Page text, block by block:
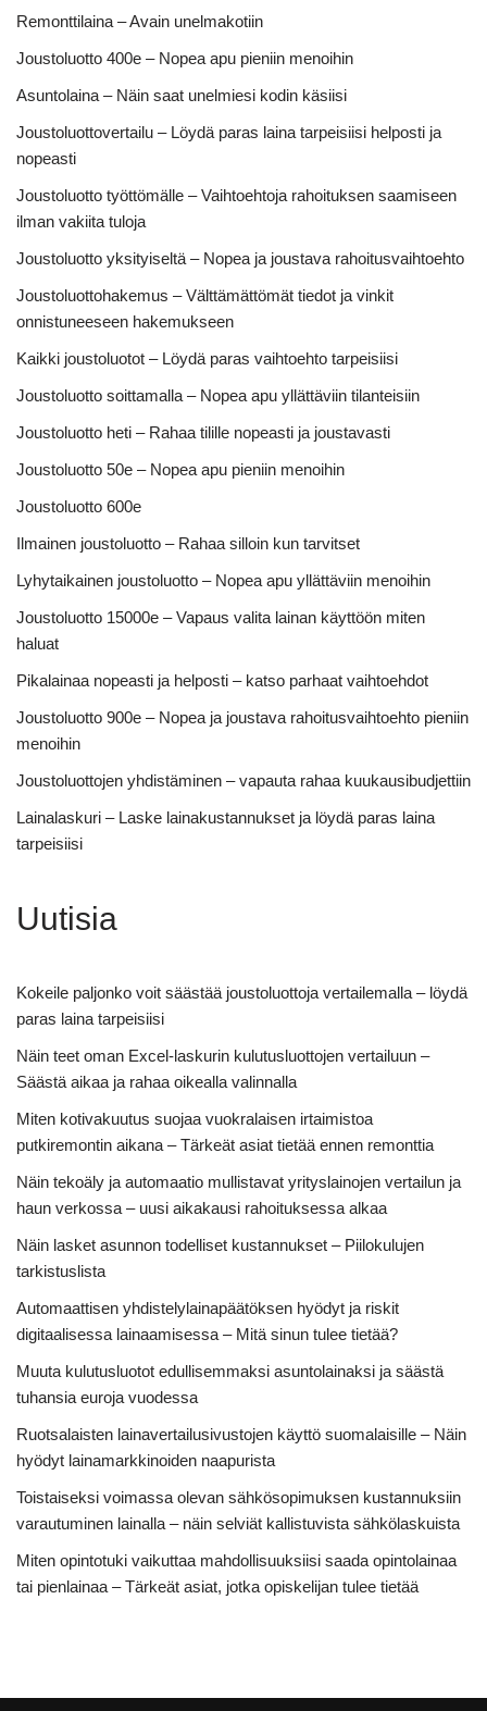
Remonttilaina – Avain unelmakotiin
Joustoluotto 400e – Nopea apu pieniin menoihin
Asuntolaina – Näin saat unelmiesi kodin käsiisi
Joustoluottovertailu – Löydä paras laina tarpeisiisi helposti ja
nopeasti
Joustoluotto työttömälle – Vaihtoehtoja rahoituksen saamiseen
ilman vakiita tuloja
Joustoluotto yksityiseltä – Nopea ja joustava rahoitusvaihtoehto
Joustoluottohakemus – Välttämättömät tiedot ja vinkit
onnistuneeseen hakemukseen
Kaikki joustoluotot – Löydä paras vaihtoehto tarpeisiisi
Joustoluotto soittamalla – Nopea apu yllättäviin tilanteisiin
Joustoluotto heti – Rahaa tilille nopeasti ja joustavasti
Joustoluotto 50e – Nopea apu pieniin menoihin
Joustoluotto 600e
Ilmainen joustoluotto – Rahaa silloin kun tarvitset
Lyhytaikainen joustoluotto – Nopea apu yllättäviin menoihin
Joustoluotto 15000e – Vapaus valita lainan käyttöön miten
haluat
Pikalainaa nopeasti ja helposti – katso parhaat vaihtoehdot
Joustoluotto 900e – Nopea ja joustava rahoitusvaihtoehto pieniin
menoihin
Joustoluottojen yhdistäminen – vapauta rahaa kuukausibudjettiin
Lainalaskuri – Laske lainakustannukset ja löydä paras laina
tarpeisiisi
Uutisia
Kokeile paljonko voit säästää joustoluottoja vertailemalla – löydä
paras laina tarpeisiisi
Näin teet oman Excel-laskurin kulutusluottojen vertailuun –
Säästä aikaa ja rahaa oikealla valinnalla
Miten kotivakuutus suojaa vuokralaisen irtaimistoa
putkiremontin aikana – Tärkeät asiat tietää ennen remonttia
Näin tekoäly ja automaatio mullistavat yrityslainojen vertailun ja
haun verkossa – uusi aikakausi rahoituksessa alkaa
Näin lasket asunnon todelliset kustannukset – Piilokulujen
tarkistuslista
Automaattisen yhdistelylainapäätöksen hyödyt ja riskit
digitaalisessa lainaamisessa – Mitä sinun tulee tietää?
Muuta kulutusluotot edullisemmaksi asuntolainaksi ja säästä
tuhansia euroja vuodessa
Ruotsalaisten lainavertailusivustojen käyttö suomalaisille – Näin
hyödyt lainamarkkinoiden naapurista
Toistaiseksi voimassa olevan sähkösopimuksen kustannuksiin
varautuminen lainalla – näin selviät kallistuvista sähkölaskuista
Miten opintotuki vaikuttaa mahdollisuuksiisi saada opintolainaa
tai pienlainaa – Tärkeät asiat, jotka opiskelijan tulee tietää